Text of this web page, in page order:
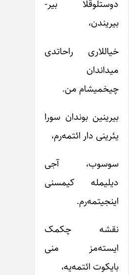
دوستلوقلا بیر-
بیریندن،
خیاللاری راحاتدی
میداندان
چیخمیشام من.
بیرینین بوندان سورا
یئرینی دار ائتمه‌رم،
سوسوب، آجی
دیلیمله کیمسنی
اینجیتمه‌رم.
نقشه چکمک
ایسته‌مز منی
بایکوت ائتمه‌یه،